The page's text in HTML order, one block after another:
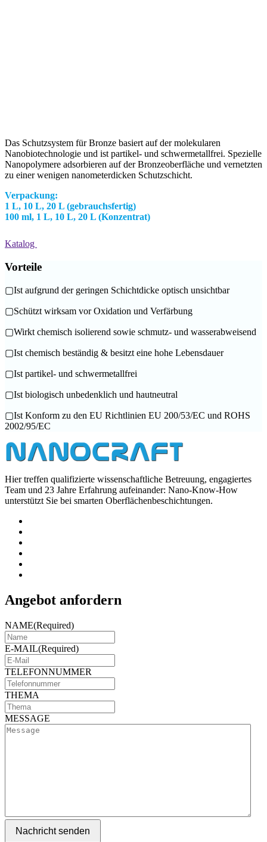
Das Schutzsystem für Bronze basiert auf der molekularen
Nanobiotechnologie und ist partikel- und schwermetallfrei. Spezielle
Nanopolymere adsorbieren auf der Bronzeoberfläche und vernetzten
zu einer wenigen nanometerdicken Schutzschicht.
Verpackung:
1 L, 10 L, 20 L (gebrauchsfertig)
100 ml, 1 L, 10 L, 20 L (Konzentrat)
Katalog
Vorteile
▢Ist aufgrund der geringen Schichtdicke optisch unsichtbar
▢Schützt wirksam vor Oxidation und Verfärbung
▢Wirkt chemisch isolierend sowie schmutz- und wasserabweisend
▢Ist chemisch beständig & besitzt eine hohe Lebensdauer
▢Ist partikel- und schwermetallfrei
▢Ist biologisch unbedenklich und hautneutral
▢Ist Konform zu den EU Richtlinien EU 200/53/EC und ROHS
2002/95/EC
Hier treffen qualifizierte wissenschaftliche Betreuung, engagiertes
Team und 23 Jahre Erfahrung aufeinander: Nano-Know-How
unterstützt Sie bei smarten Oberflächenbeschichtungen.
Angebot anfordern
NAME(Required)
E-MAIL(Required)
TELEFONNUMMER
THEMA
MESSAGE
Nachricht senden